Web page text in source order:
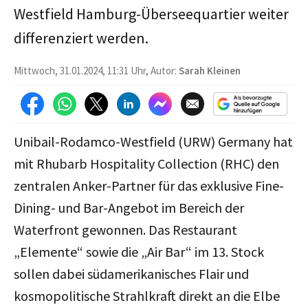
Westfield Hamburg-Überseequartier weiter
differenziert werden.
Mittwoch, 31.01.2024, 11:31 Uhr, Autor: Sarah Kleinen
Unibail-Rodamco-Westfield (URW) Germany hat
mit Rhubarb Hospitality Collection (RHC) den
zentralen Anker-Partner für das exklusive Fine-
Dining- und Bar-Angebot im Bereich der
Waterfront gewonnen. Das Restaurant
„Elemente“ sowie die „Air Bar“ im 13. Stock
sollen dabei südamerikanisches Flair und
kosmopolitische Strahlkraft direkt an die Elbe